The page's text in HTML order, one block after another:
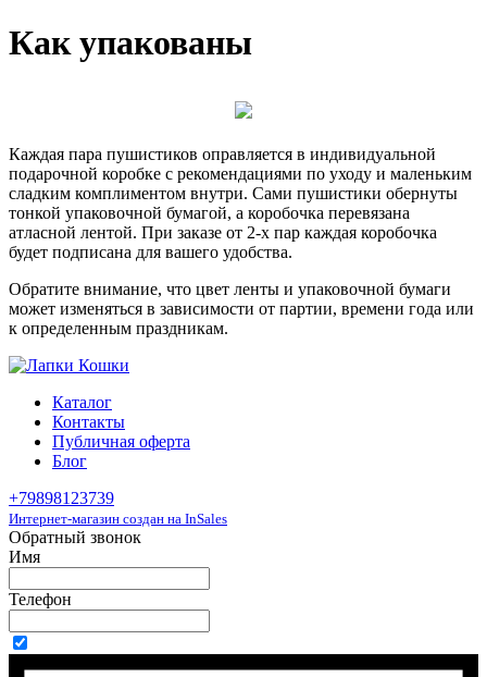
Как упакованы
Каждая пара пушистиков оправляется в индивидуальной
подарочной коробке с рекомендациями по уходу и маленьким
сладким комплиментом внутри. Сами пушистики обернуты
тонкой упаковочной бумагой, а коробочка перевязана
атласной лентой. При заказе от 2-х пар каждая коробочка
будет подписана для вашего удобства.
Обратите внимание, что цвет ленты и упаковочной бумаги
может изменяться в зависимости от партии, времени года или
к определенным праздникам.
Каталог
Контакты
Публичная оферта
Блог
+79898123739
Интернет-магазин создан на InSales
Обратный звонок
Имя
Телефон